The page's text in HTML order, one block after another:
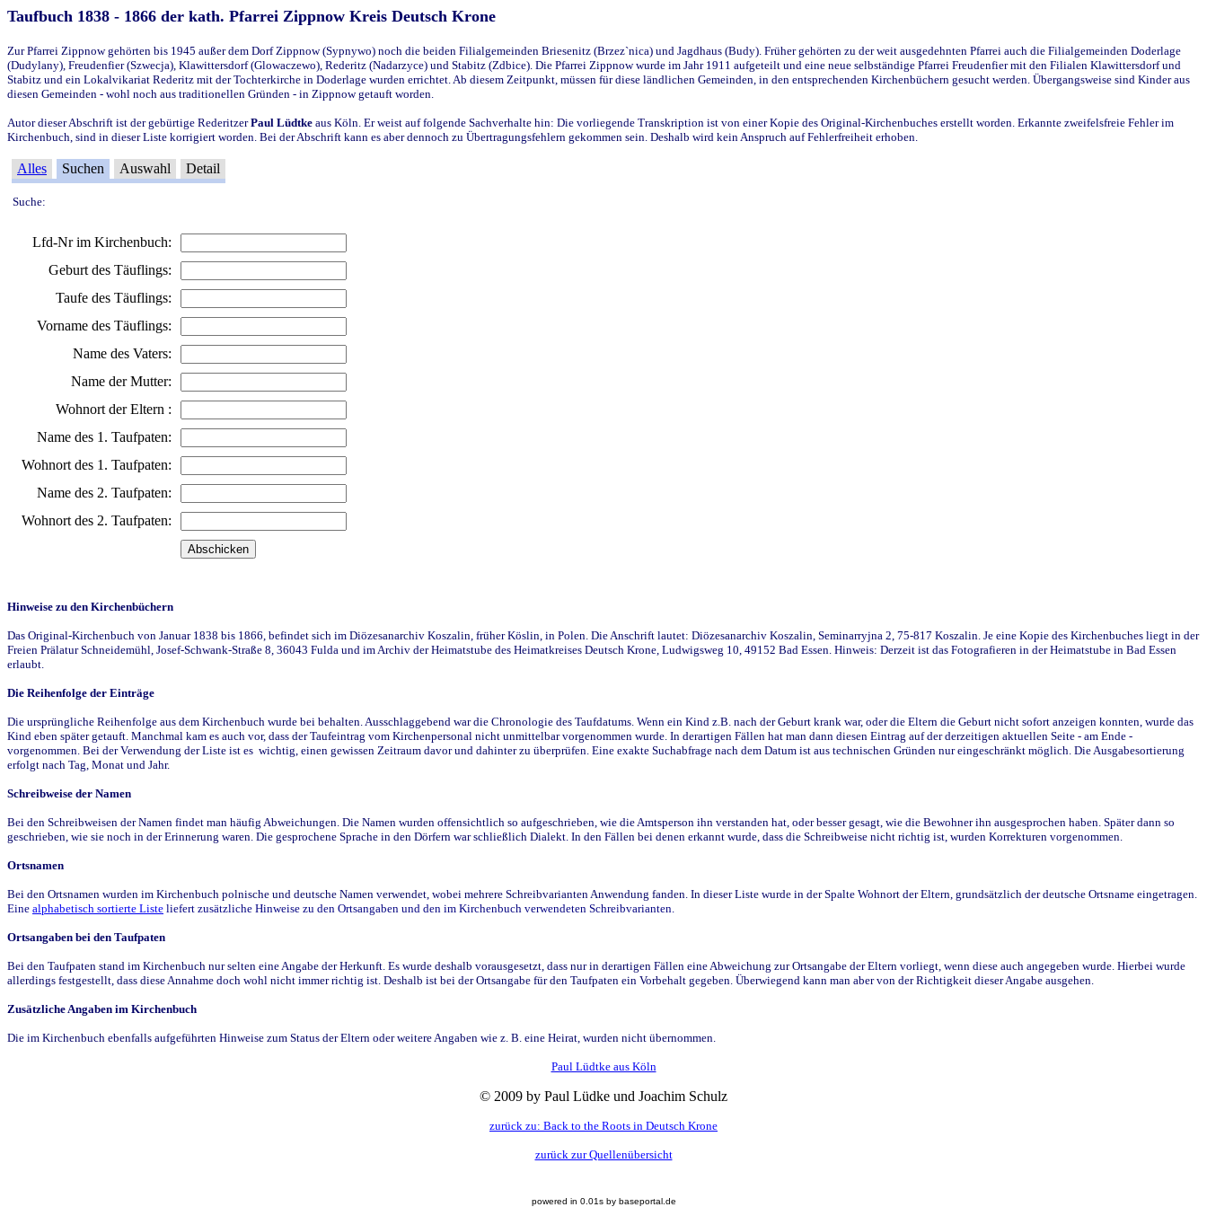
Taufbuch 1838 - 1866 der kath. Pfarrei Zippnow Kreis Deutsch Krone
Zur Pfarrei Zippnow gehörten bis 1945 außer dem Dorf Zippnow (Sypnywo) noch die beiden Filialgemeinden Briesenitz (Brzez`nica) und Jagdhaus (Budy). Früher gehörten zu der weit ausgedehnten Pfarrei auch die Filialgemeinden Doderlage
(Dudylany), Freudenfier (Szwecja), Klawittersdorf (Glowaczewo), Rederitz (Nadarzyce) und Stabitz (Zdbice). Die Pfarrei Zippnow wurde im Jahr 1911 aufgeteilt und eine neue selbständige Pfarrei Freudenfier mit den Filialen Klawittersdorf und
Stabitz und ein Lokalvikariat Rederitz mit der Tochterkirche in Doderlage wurden errichtet. Ab diesem Zeitpunkt, müssen für diese ländlichen Gemeinden, in den entsprechenden Kirchenbüchern gesucht werden. Übergangsweise sind Kinder aus
diesen Gemeinden - wohl noch aus traditionellen Gründen - in Zippnow getauft worden.
Autor dieser Abschrift ist der gebürtige RederitzerPaul Lüdtke aus Köln. Er weist auf folgende Sachverhalte hin: Die vorliegende Transkription ist von einer Kopie des Original-Kirchenbuches erstellt worden. Erkannte zweifelsfreie Fehler im
Kirchenbuch, sind in dieser Liste korrigiert worden. Bei der Abschrift kann es aber dennoch zu Übertragungsfehlern gekommen sein. Deshalb wird kein Anspruch auf Fehlerfreiheit erhoben.
Alles Suchen Auswahl Detail
Suche:
Lfd-Nr im Kirchenbuch:
Geburt des Täuflings:
Taufe des Täuflings:
Vorname des Täuflings:
Name des Vaters:
Name der Mutter:
Wohnort der Eltern :
Name des 1. Taufpaten:
Wohnort des 1. Taufpaten:
Name des 2. Taufpaten:
Wohnort des 2. Taufpaten:
Hinweise zu den Kirchenbüchern
Das Original-Kirchenbuch von Januar 1838 bis 1866, befindet sich im Diözesanarchiv Koszalin, früher Köslin, in Polen. Die Anschrift lautet: Diözesanarchiv Koszalin, Seminarryjna 2, 75-817 Koszalin. Je eine Kopie des Kirchenbuches liegt in der
Freien Prälatur Schneidemühl, Josef-Schwank-Straße 8, 36043 Fulda und im Archiv der Heimatstube des Heimatkreises Deutsch Krone, Ludwigsweg 10, 49152 Bad Essen. Hinweis: Derzeit ist das Fotografieren in der Heimatstube in Bad Essen
erlaubt.
Die Reihenfolge der Einträge
Die ursprüngliche Reihenfolge aus dem Kirchenbuch wurde bei behalten. Ausschlaggebend war die Chronologie des Taufdatums. Wenn ein Kind z.B. nach der Geburt krank war, oder die Eltern die Geburt nicht sofort anzeigen konnten, wurde das
Kind eben später getauft. Manchmal kam es auch vor, dass der Taufeintrag vom Kirchenpersonal nicht unmittelbar vorgenommen wurde. In derartigen Fällen hat man dann diesen Eintrag auf der derzeitigen aktuellen Seite - am Ende -
vorgenommen. Bei der Verwendung der Liste ist es wichtig, einen gewissen Zeitraum davor und dahinter zu überprüfen. Eine exakte Suchabfrage nach dem Datum ist aus technischen Gründen nur eingeschränkt möglich. Die Ausgabesortierung
erfolgt nach Tag, Monat und Jahr.
Schreibweise der Namen
Bei den Schreibweisen der Namen findet man häufig Abweichungen. Die Namen wurden offensichtlich so aufgeschrieben, wie die Amtsperson ihn verstanden hat, oder besser gesagt, wie die Bewohner ihn ausgesprochen haben. Später dann so
geschrieben, wie sie noch in der Erinnerung waren. Die gesprochene Sprache in den Dörfern war schließlich Dialekt. In den Fällen bei denen erkannt wurde, dass die Schreibweise nicht richtig ist, wurden Korrekturen vorgenommen.
Ortsnamen
Bei den Ortsnamen wurden im Kirchenbuch polnische und deutsche Namen verwendet, wobei mehrere Schreibvarianten Anwendung fanden. In dieser Liste wurde in der Spalte Wohnort der Eltern, grundsätzlich der deutsche Ortsname eingetragen.
Eine alphabetisch sortierte Liste liefert zusätzliche Hinweise zu den Ortsangaben und den im Kirchenbuch verwendeten Schreibvarianten.
Ortsangaben bei den Taufpaten
Bei den Taufpaten stand im Kirchenbuch nur selten eine Angabe der Herkunft. Es wurde deshalb vorausgesetzt, dass nur in derartigen Fällen eine Abweichung zur Ortsangabe der Eltern vorliegt, wenn diese auch angegeben wurde. Hierbei wurde
allerdings festgestellt, dass diese Annahme doch wohl nicht immer richtig ist. Deshalb ist bei der Ortsangabe für den Taufpaten ein Vorbehalt gegeben. Überwiegend kann man aber von der Richtigkeit dieser Angabe ausgehen.
Zusätzliche Angaben im Kirchenbuch
Die im Kirchenbuch ebenfalls aufgeführten Hinweise zum Status der Eltern oder weitere Angaben wie z. B. eine Heirat, wurden nicht übernommen.
Paul Lüdtke aus Köln
© 2009 by Paul Lüdke und Joachim Schulz
zurück zu: Back to the Roots in Deutsch Krone
zurück zur Quellenübersicht
powered in 0.01s by baseportal.de